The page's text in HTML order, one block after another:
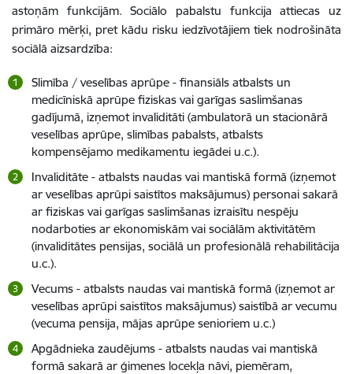
astoņām funkcijām. Sociālo pabalstu funkcija attiecas uz
primāro mērķi, pret kādu risku iedzīvotājiem tiek nodrošināta
sociālā aizsardzība:
Slimība / veselības aprūpe - finansiāls atbalsts un
medicīniskā aprūpe fiziskas vai garīgas saslimšanas
gadījumā, izņemot invaliditāti (ambulatorā un stacionārā
veselības aprūpe, slimības pabalsts, atbalsts
kompensējamo medikamentu iegādei u.c.).
Invaliditāte - atbalsts naudas vai mantiskā formā (izņemot
ar veselības aprūpi saistītos maksājumus) personai sakarā
ar fiziskas vai garīgas saslimšanas izraisītu nespēju
nodarboties ar ekonomiskām vai sociālām aktivitātēm
(invaliditātes pensijas, sociālā un profesionālā rehabilitācija
u.c.).
Vecums - atbalsts naudas vai mantiskā formā (izņemot ar
veselības aprūpi saistītos maksājumus) saistībā ar vecumu
(vecuma pensija, mājas aprūpe senioriem u.c.)
Apgādnieka zaudējums - atbalsts naudas vai mantiskā
formā sakarā ar ģimenes locekļa nāvi, piemēram,